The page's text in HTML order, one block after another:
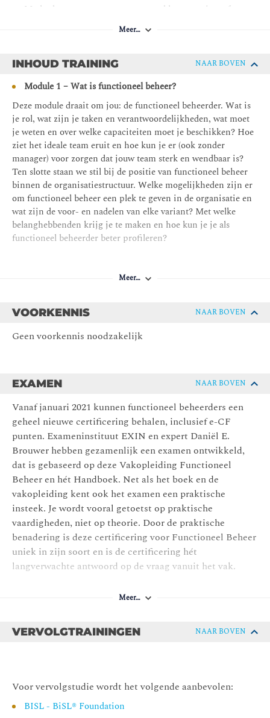
Methodes toe te passen om een probleem, project of
wijziging op een gestructureerde manier aan te pakken.
Impactanalyse te maken
Werken binnen de testfase, acceptatiefase en de
implementatiefase
Meer…
INHOUD TRAINING NAAR BOVEN
Module 1 – Wat is functioneel beheer?
Deze module draait om jou: de functioneel beheerder. Wat is
je rol, wat zijn je taken en verantwoordelijkheden, wat moet
je weten en over welke capaciteiten moet je beschikken? Hoe
ziet het ideale team eruit en hoe kun je er (ook zonder
manager) voor zorgen dat jouw team sterk en wendbaar is?
Ten slotte staan we stil bij de positie van functioneel beheer
binnen de organisatiestructuur. Welke mogelijkheden zijn er
om functioneel beheer een plek te geven in de organisatie en
wat zijn de voor- en nadelen van elke variant? Met welke
belanghebbenden krijg je te maken en hoe kun je je als
functioneel beheerder beter profileren?
Vanaf nu gaan we dieper in op het vakgebied van functioneel
zijn geïntroduceerd dienen daarbij als uitgangspunt.
In deze module kijken we naar het proces
Gebruiken heeft betrekking op het ondersteunen van de
zorgen dat de gebruikersorganisatie effectief en efficiënt kan
Module 3 – Beheren van de informatievoorziening.
Het procesBeherenheeft betrekking op het onderhouden van
de bestaande informatievoorziening, zodat continuïteit,
veiligheid en betrouwbaarheid van die informatievoorziening
wordt gewaarborgd. In de praktijk zien we dat het proces
Beheer grotendeels reactief wordt uitgevoerd, terwijl proactief
beheer effectiever zou zijn.
Module 4 – Is het systeem nu zo traag of ligt het aan
mij?
Herkenbaar voor elke functioneel beheerder: eindgebruikers
die het systeem of de applicatie als ‘traag’ ervaren. Wanneer is
eindgebruikers gaan klagen? Dergelijke vragen zijn niet
In deze module leren wij je methodes toe te passen om een
Module 5 – Grip krijgen op de invloeden van binnen en
van buiten.
Meer…
VOORKENNIS NAAR BOVEN
Geen voorkennis noodzakelijk
EXAMEN NAAR BOVEN
Vanaf januari 2021 kunnen functioneel beheerders een
geheel nieuwe certificering behalen, inclusief e-CF
punten. Exameninstituut EXIN en expert Daniël E.
Brouwer hebben gezamenlijk een examen ontwikkeld,
dat is gebaseerd op deze Vakopleiding Functioneel
Beheer en hét Handboek. Net als het boek en de
vakopleiding kent ook het examen een praktische
insteek. Je wordt vooral getoetst op praktische
vaardigheden, niet op theorie. Door de praktische
benadering is deze certificering voor Functioneel Beheer
uniek in zijn soort en is de certificering hét
langverwachte antwoord op de vraag vanuit het vak.
Meer…
VERVOLGTRAININGEN NAAR BOVEN
Voor vervolgstudie wordt het volgende aanbevolen:
BISL - BiSL® Foundation